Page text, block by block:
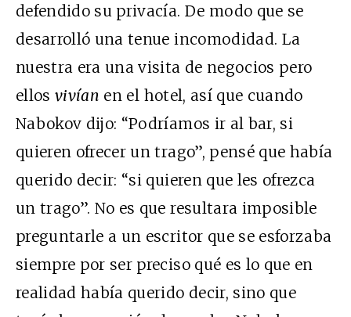
defendido su privacía. De modo que se
desarrolló una tenue incomodidad. La
nuestra era una visita de negocios pero
ellosvivían en el hotel, así que cuando
Nabokov dijo: “Podríamos ir al bar, si
quieren ofrecer un trago”, pensé que había
querido decir: “si quieren que les ofrezca
un trago”. No es que resultara imposible
preguntarle a un escritor que se esforzaba
siempre por ser preciso qué es lo que en
realidad había querido decir, sino que